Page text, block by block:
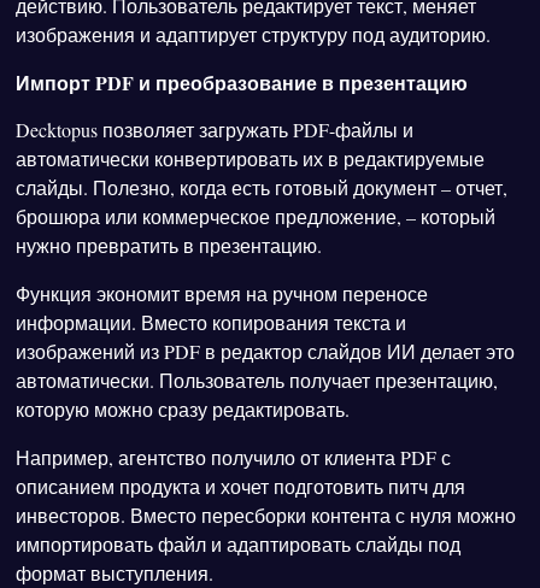
действию. Пользователь редактирует текст, меняет
изображения и адаптирует структуру под аудиторию.
Импорт PDF и преобразование в презентацию
Decktopus позволяет загружать PDF-файлы и
автоматически конвертировать их в редактируемые
слайды. Полезно, когда есть готовый документ – отчет,
брошюра или коммерческое предложение, – который
нужно превратить в презентацию.
Функция экономит время на ручном переносе
информации. Вместо копирования текста и
изображений из PDF в редактор слайдов ИИ делает это
автоматически. Пользователь получает презентацию,
которую можно сразу редактировать.
Например, агентство получило от клиента PDF с
описанием продукта и хочет подготовить питч для
инвесторов. Вместо пересборки контента с нуля можно
импортировать файл и адаптировать слайды под
формат выступления.